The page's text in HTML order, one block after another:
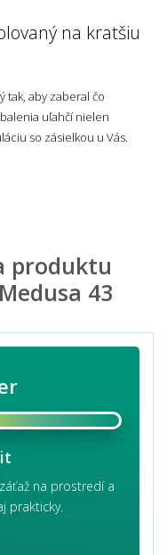
na kratšiu
tak, aby zaberal čo
uľahčí nielen
so zásielkou u Vás.
produktu
43
na prostredí a
prakticky.